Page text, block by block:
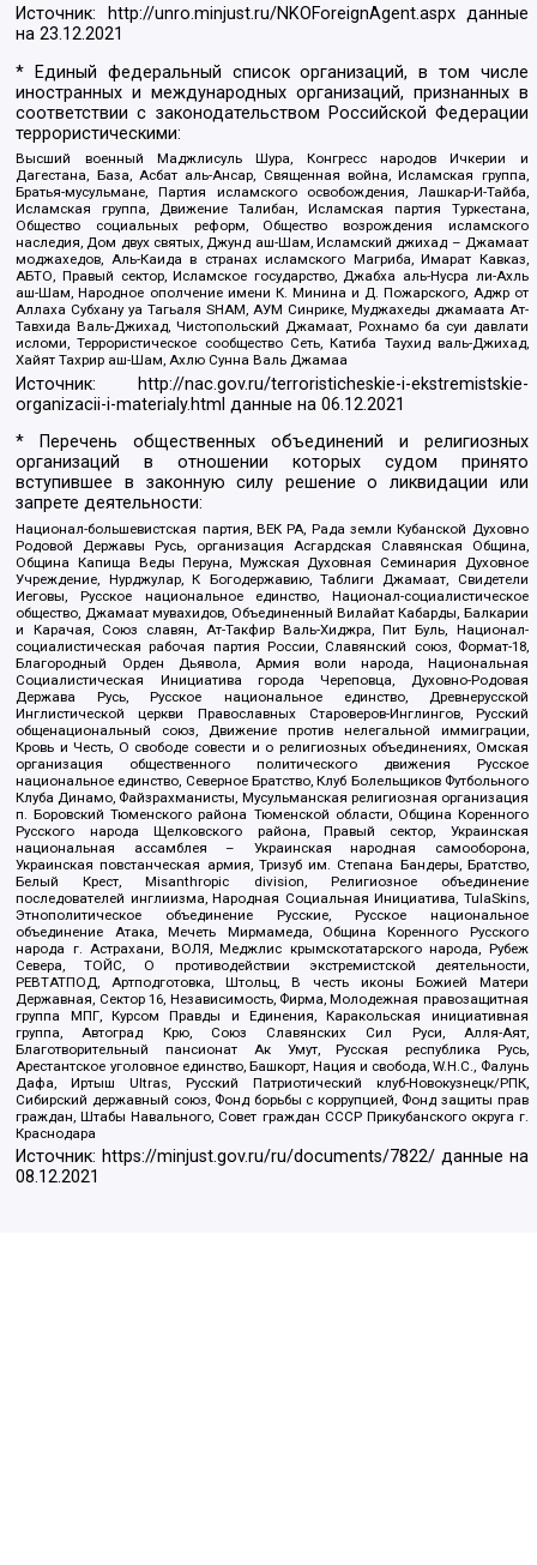
Источник: http://unro.minjust.ru/NKOForeignAgent.aspxданные
на23.12.2021
* Единый федеральный список организаций, в том числе
иностранных и международных организаций, признанных в
соответствии с законодательством Российской Федерации
террористическими:
Высший военный Маджлисуль Шура, Конгресс народов Ичкерии и
Дагестана, База, Асбат аль-Ансар, Священная война, Исламская группа,
Братья-мусульмане, Партия исламского освобождения, Лашкар-И-Тайба,
Исламская группа, Движение Талибан, Исламская партия Туркестана,
Общество социальных реформ, Общество возрождения исламского
наследия, Дом двух святых, Джунд аш-Шам, Исламский джихад – Джамаат
моджахедов, Аль-Каида в странах исламского Магриба, Имарат Кавказ,
АБТО, Правый сектор, Исламское государство, Джабха аль-Нусра ли-Ахль
аш-Шам, Народное ополчение имени К. Минина и Д. Пожарского, Аджр от
Аллаха Субхану уа Тагьаля SHAM, АУМ Синрике, Муджахеды джамаата Ат-
Тавхида Валь-Джихад, Чистопольский Джамаат, Рохнамо ба суи давлати
исломи, Террористическое сообщество Сеть, Катиба Таухид валь-Джихад,
Хайят Тахрир аш-Шам, Ахлю Сунна Валь Джамаа
Источник:
http://nac.gov.ru/terroristicheskie-i-ekstremistskie-
organizacii-i-materialy.html данные на06.12.2021
* Перечень общественных объединений и религиозных
организаций в отношении которых судом принято
вступившее в законную силу решение о ликвидации или
запрете деятельности:
Национал-большевистская партия, ВЕК РА, Рада земли Кубанской Духовно
Родовой Державы Русь, организация Асгардская Славянская Община,
Община Капища Веды Перуна, Мужская Духовная Семинария Духовное
Учреждение, Нурджулар, К Богодержавию, Таблиги Джамаат, Свидетели
Иеговы, Русское национальное единство, Национал-социалистическое
общество, Джамаат мувахидов, Объединенный Вилайат Кабарды, Балкарии
и Карачая, Союз славян, Ат-Такфир Валь-Хиджра, Пит Буль, Национал-
социалистическая рабочая партия России, Славянский союз, Формат-18,
Благородный Орден Дьявола, Армия воли народа, Национальная
Социалистическая Инициатива города Череповца, Духовно-Родовая
Держава Русь, Русское национальное единство, Древнерусской
Инглистической церкви Православных Староверов-Инглингов, Русский
общенациональный союз, Движение против нелегальной иммиграции,
Кровь и Честь, О свободе совести и о религиозных объединениях, Омская
организация общественного политического движения Русское
национальное единство, Северное Братство, Клуб Болельщиков Футбольного
Клуба Динамо, Файзрахманисты, Мусульманская религиозная организация
п. Боровский Тюменского района Тюменской области, Община Коренного
Русского народа Щелковского района, Правый сектор, Украинская
национальная ассамблея – Украинская народная самооборона,
Украинская повстанческая армия, Тризуб им. Степана Бандеры, Братство,
Белый Крест, Misanthropic division, Религиозное объединение
последователей инглиизма, Народная Социальная Инициатива, TulaSkins,
Этнополитическое объединение Русские, Русское национальное
объединение Атака, Мечеть Мирмамеда, Община Коренного Русского
народа г. Астрахани, ВОЛЯ, Меджлис крымскотатарского народа, Рубеж
Севера, ТОЙС, О противодействии экстремистской деятельности,
РЕВТАТПОД, Артподготовка, Штольц, В честь иконы Божией Матери
Державная, Сектор 16, Независимость, Фирма, Молодежная правозащитная
группа МПГ, Курсом Правды и Единения, Каракольская инициативная
группа, Автоград Крю, Союз Славянских Сил Руси, Алля-Аят,
Благотворительный пансионат Ак Умут, Русская республика Русь,
Арестантское уголовное единство, Башкорт, Нация и свобода, W.H.С., Фалунь
Дафа, Иртыш Ultras, Русский Патриотический клуб-Новокузнецк/РПК,
Сибирский державный союз, Фонд борьбы с коррупцией, Фонд защиты прав
граждан, Штабы Навального, Совет граждан СССР Прикубанского округа г.
Краснодара
Источник: https://minjust.gov.ru/ru/documents/7822/ данные на
08.12.2021